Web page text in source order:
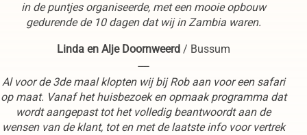
in de puntjes organiseerde, met een mooie opbouw
gedurende de 10 dagen dat wij in Zambia waren.
Linda en Alje Doornweerd / Bussum
----
Al voor de 3de maal klopten wij bij Rob aan voor een safari
op maat. Vanaf het huisbezoek en opmaak programma dat
wordt aangepast tot het volledig beantwoordt aan de
wensen van de klant, tot en met de laatste info voor vertrek